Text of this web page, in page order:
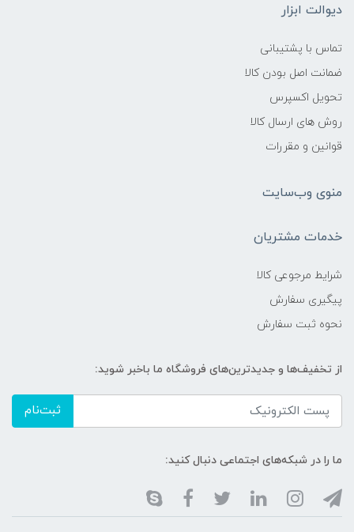
دیوالت ابزار
تماس با پشتیبانی
ضمانت اصل بودن کالا
تحویل اکسپرس
روش های ارسال کالا
قوانین و مقررات
منوی وب‌سایت
خدمات مشتریان
شرایط مرجوعی کالا
پیگیری سفارش
نحوه ثبت سفارش
از تخفیف‌ها و جدیدترین‌های فروشگاه ما باخبر شوید:
ثبت‌نام
ما را در شبکه‌های اجتماعی دنبال کنید: